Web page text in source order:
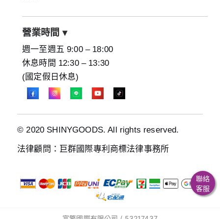
營業時間 ▾
週一至週五 9:00 – 18:00
休息時間 12:30 – 13:30
(國定假日休息)
© 2020 SHINYGOODS. All rights reserved.
法律顧問：巨群國際專利商標法律事務所
聯絡
客服